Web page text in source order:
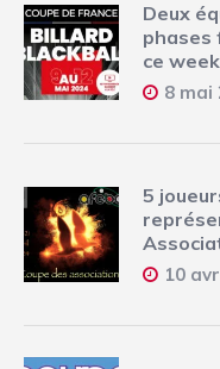
Deux
phases
ce
8 mai
5
10